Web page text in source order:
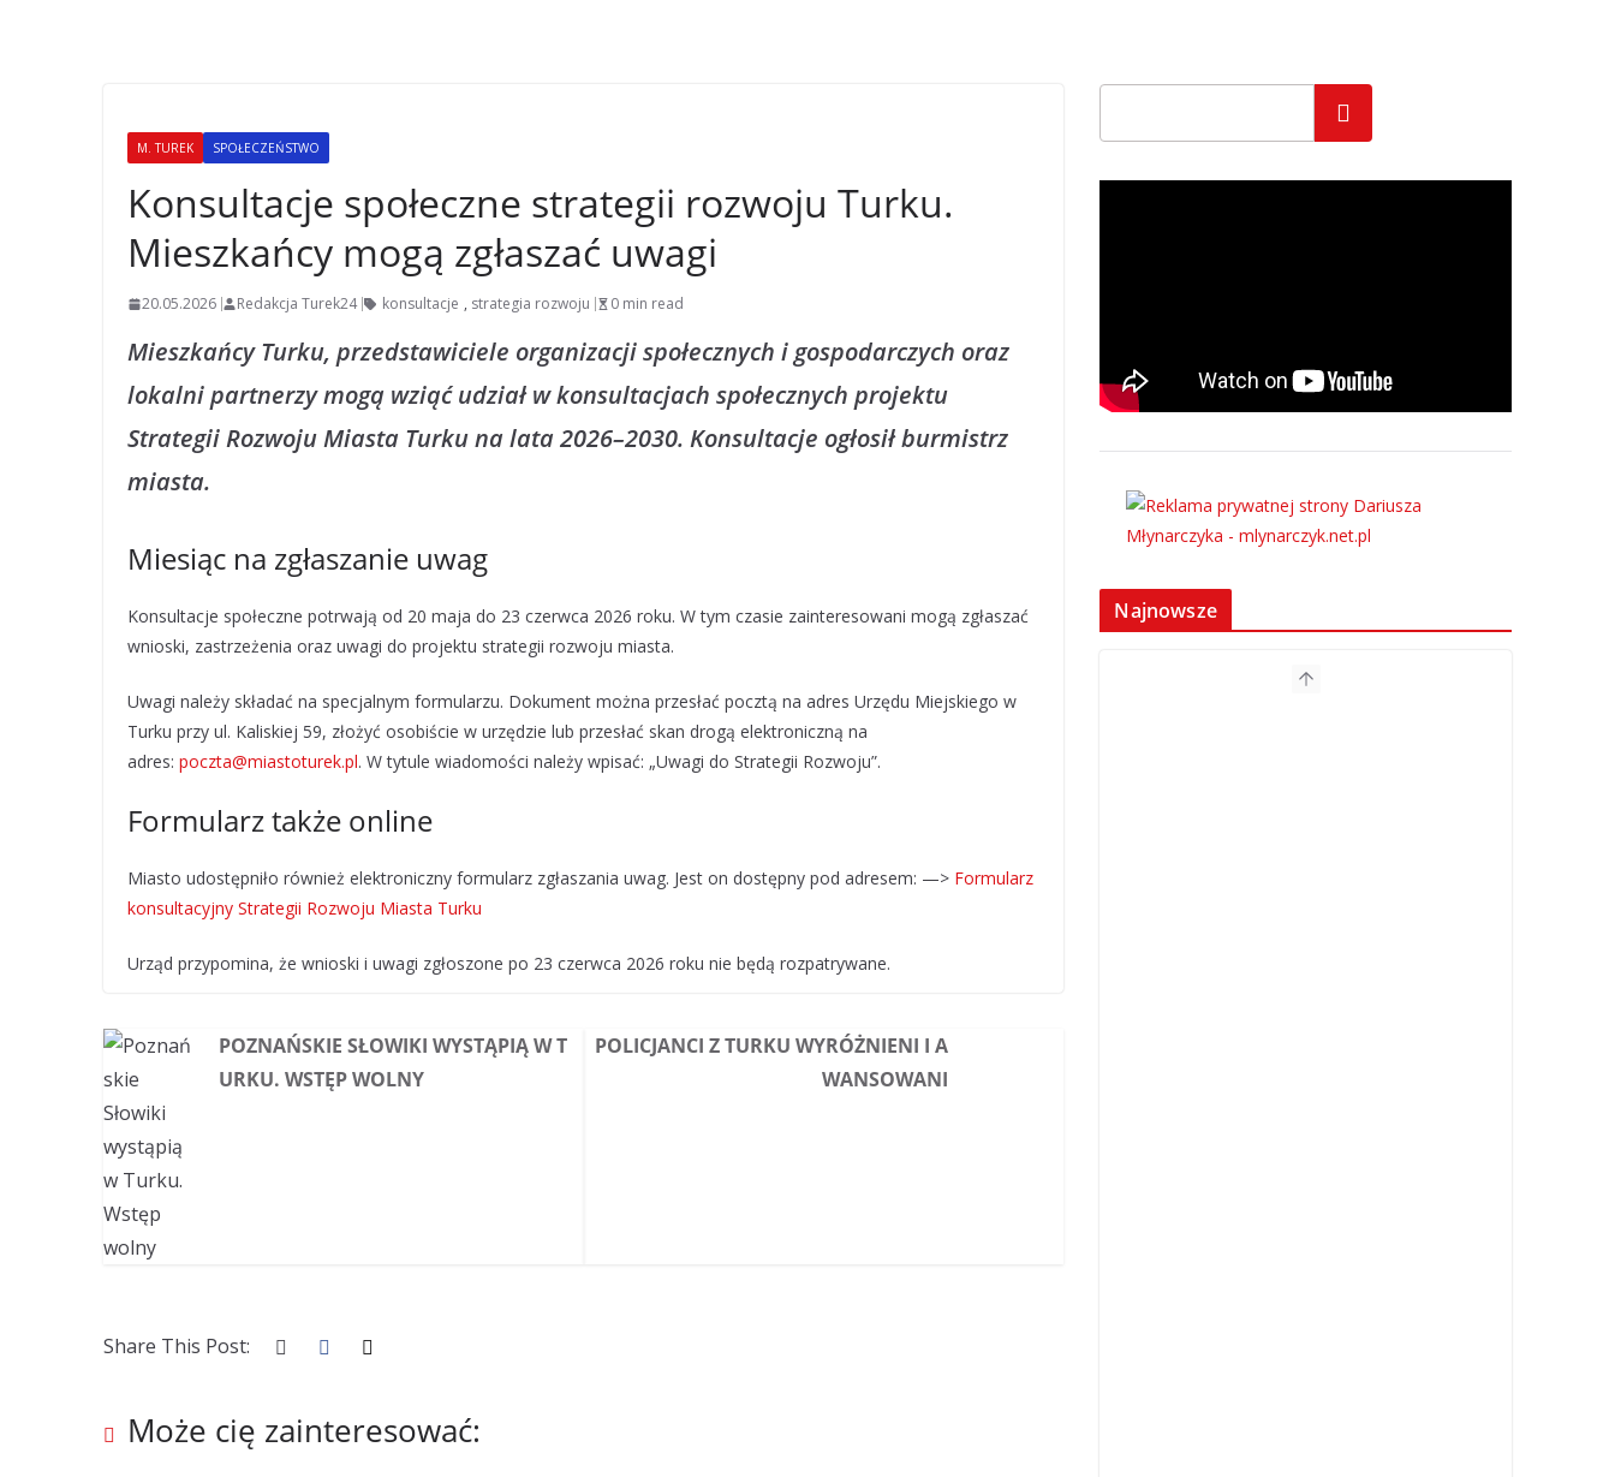
M. TUREK SPOŁECZEŃSTWO
Konsultacje społeczne strategii rozwoju Turku.
Mieszkańcy mogą zgłaszać uwagi
20.05.2026 Redakcja Turek24 konsultacje , strategia rozwoju 0 min read
Mieszkańcy Turku, przedstawiciele organizacji społecznych i gospodarczych oraz
lokalni partnerzy mogą wziąć udział w konsultacjach społecznych projektu
Strategii Rozwoju Miasta Turku na lata 2026–2030. Konsultacje ogłosił burmistrz
miasta.
Miesiąc na zgłaszanie uwag
Konsultacje społeczne potrwają od 20 maja do 23 czerwca 2026 roku. W tym czasie zainteresowani mogą zgłaszać
wnioski, zastrzeżenia oraz uwagi do projektu strategii rozwoju miasta.
Uwagi należy składać na specjalnym formularzu. Dokument można przesłać pocztą na adres Urzędu Miejskiego w
Turku przy ul. Kaliskiej 59, złożyć osobiście w urzędzie lub przesłać skan drogą elektroniczną na
adres: poczta@miastoturek.pl. W tytule wiadomości należy wpisać: „Uwagi do Strategii Rozwoju”.
Formularz także online
Miasto udostępniło również elektroniczny formularz zgłaszania uwag. Jest on dostępny pod adresem: —> Formularz
konsultacyjny Strategii Rozwoju Miasta Turku
Urząd przypomina, że wnioski i uwagi zgłoszone po 23 czerwca 2026 roku nie będą rozpatrywane.
POZNAŃSKIE SŁOWIKI WYSTĄPIĄ W T
URKU. WSTĘP WOLNY
POLICJANCI Z TURKU WYRÓŻNIENI I A
WANSOWANI
Share This Post:
Może cię zainteresować:
Szukaj
Najnowsze